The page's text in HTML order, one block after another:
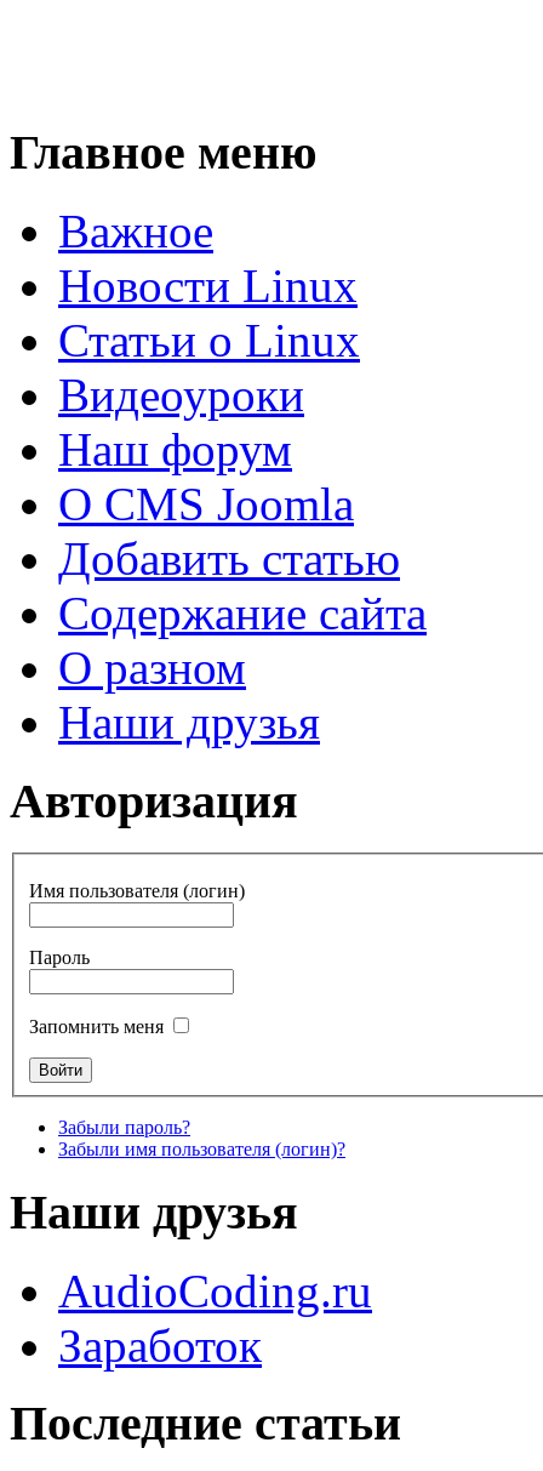
Главное меню
Важное
Новости Linux
Статьи о Linux
Видеоуроки
Наш форум
О CMS Joomla
Добавить статью
Содержание сайта
О разном
Наши друзья
Авторизация
Имя пользователя (логин)
Пароль
Запомнить меня
Забыли пароль?
Забыли имя пользователя (логин)?
Наши друзья
AudioCoding.ru
Заработок
Последние статьи